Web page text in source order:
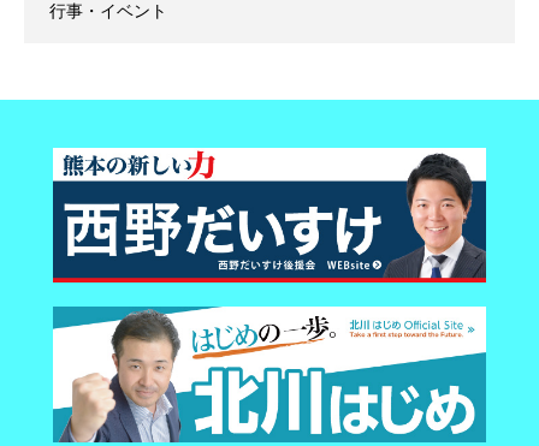
行事・イベント